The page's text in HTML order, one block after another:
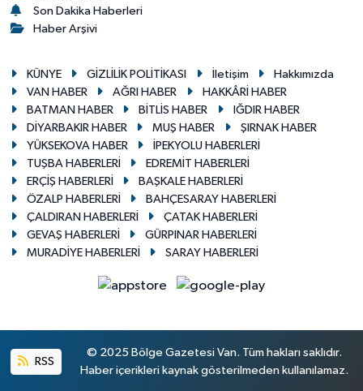
Son Dakika Haberleri
Haber Arşivi
KÜNYE GİZLİLİK POLİTİKASI İletişim
Hakkımızda
VAN HABER
AĞRI HABER
HAKKÂRİ HABER
BATMAN HABER
BİTLİS HABER
IĞDIR HABER
DİYARBAKIR HABER
MUŞ HABER
ŞIRNAK HABER
YÜKSEKOVA HABER
İPEKYOLU HABERLERİ
TUŞBA HABERLERİ
EDREMİT HABERLERİ
ERÇİŞ HABERLERİ
BAŞKALE HABERLERİ
ÖZALP HABERLERİ
BAHÇESARAY HABERLERİ
ÇALDIRAN HABERLERİ
ÇATAK HABERLERİ
GEVAŞ HABERLERİ
GÜRPINAR HABERLERİ
MURADİYE HABERLERİ
SARAY HABERLERİ
RSS
© 2025 Bölge Gazetesi Van. Tüm hakları saklıdır.
Haber içerikleri kaynak gösterilmeden kullanılamaz.